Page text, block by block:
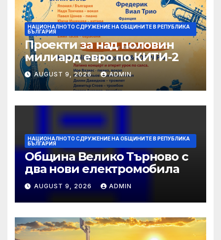
НАЦИОНАЛНОТО СДРУЖЕНИЕ НА ОБЩИНИТЕ В РЕПУБЛИКА
БЪЛГАРИЯ
Проекти за над половин
милиард евро по КИТИ-2
AUGUST 9, 2026 ADMIN
НАЦИОНАЛНОТО СДРУЖЕНИЕ НА ОБЩИНИТЕ В РЕПУБЛИКА
БЪЛГАРИЯ
Община Велико Търново с
два нови електромобила
AUGUST 9, 2026 ADMIN